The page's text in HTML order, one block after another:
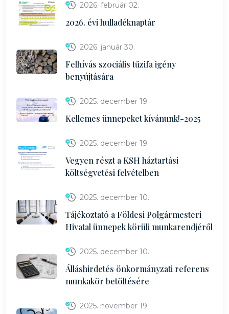
2026. február 02.
2026. évi hulladéknaptár
2026. január 30.
Felhívás szociális tűzifa igény
benyújtására
2025. december 19.
Kellemes ünnepeket kívánunk!-2025
2025. december 19.
Vegyen részt a KSH háztartási
költségvetési felvételben
2025. december 10.
Tájékoztató a Földesi Polgármesteri
Hivatal ünnepek körüli munkarendjéről
2025. december 10.
Álláshirdetés önkormányzati referens
munkakör betöltésére
2025. november 19.